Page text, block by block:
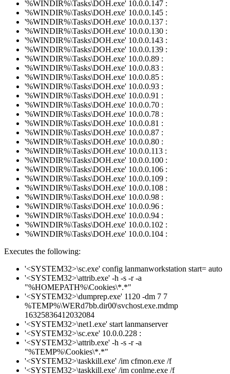
'%WINDIR%\Tasks\DOH.exe' 10.0.0.147 :
'%WINDIR%\Tasks\DOH.exe' 10.0.0.145 :
'%WINDIR%\Tasks\DOH.exe' 10.0.0.137 :
'%WINDIR%\Tasks\DOH.exe' 10.0.0.130 :
'%WINDIR%\Tasks\DOH.exe' 10.0.0.143 :
'%WINDIR%\Tasks\DOH.exe' 10.0.0.139 :
'%WINDIR%\Tasks\DOH.exe' 10.0.0.89 :
'%WINDIR%\Tasks\DOH.exe' 10.0.0.83 :
'%WINDIR%\Tasks\DOH.exe' 10.0.0.85 :
'%WINDIR%\Tasks\DOH.exe' 10.0.0.93 :
'%WINDIR%\Tasks\DOH.exe' 10.0.0.91 :
'%WINDIR%\Tasks\DOH.exe' 10.0.0.70 :
'%WINDIR%\Tasks\DOH.exe' 10.0.0.78 :
'%WINDIR%\Tasks\DOH.exe' 10.0.0.81 :
'%WINDIR%\Tasks\DOH.exe' 10.0.0.87 :
'%WINDIR%\Tasks\DOH.exe' 10.0.0.80 :
'%WINDIR%\Tasks\DOH.exe' 10.0.0.113 :
'%WINDIR%\Tasks\DOH.exe' 10.0.0.100 :
'%WINDIR%\Tasks\DOH.exe' 10.0.0.106 :
'%WINDIR%\Tasks\DOH.exe' 10.0.0.109 :
'%WINDIR%\Tasks\DOH.exe' 10.0.0.108 :
'%WINDIR%\Tasks\DOH.exe' 10.0.0.98 :
'%WINDIR%\Tasks\DOH.exe' 10.0.0.96 :
'%WINDIR%\Tasks\DOH.exe' 10.0.0.94 :
'%WINDIR%\Tasks\DOH.exe' 10.0.0.102 :
'%WINDIR%\Tasks\DOH.exe' 10.0.0.104 :
Executes the following:
'<SYSTEM32>\sc.exe' config lanmanworkstation start= auto
'<SYSTEM32>\attrib.exe' -h -s -r -a
"%HOMEPATH%\Cookies\*.*"
'<SYSTEM32>\dumprep.exe' 1120 -dm 7 7
%TEMP%\WERd7bb.dir00\svchost.exe.mdmp
16325836412032084
'<SYSTEM32>\net1.exe' start lanmanserver
'<SYSTEM32>\sc.exe' 10.0.0.228 :
'<SYSTEM32>\attrib.exe' -h -s -r -a
"%TEMP%\Cookies\*.*"
'<SYSTEM32>\taskkill.exe' /im cfmon.exe /f
'<SYSTEM32>\taskkill.exe' /im conlme.exe /f